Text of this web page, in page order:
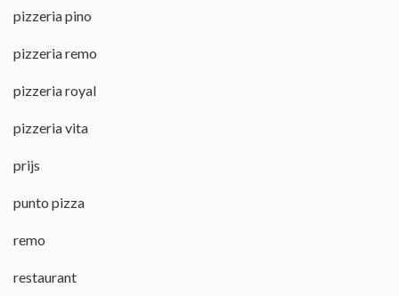
pizzeria pino
pizzeria remo
pizzeria royal
pizzeria vita
prijs
punto pizza
remo
restaurant